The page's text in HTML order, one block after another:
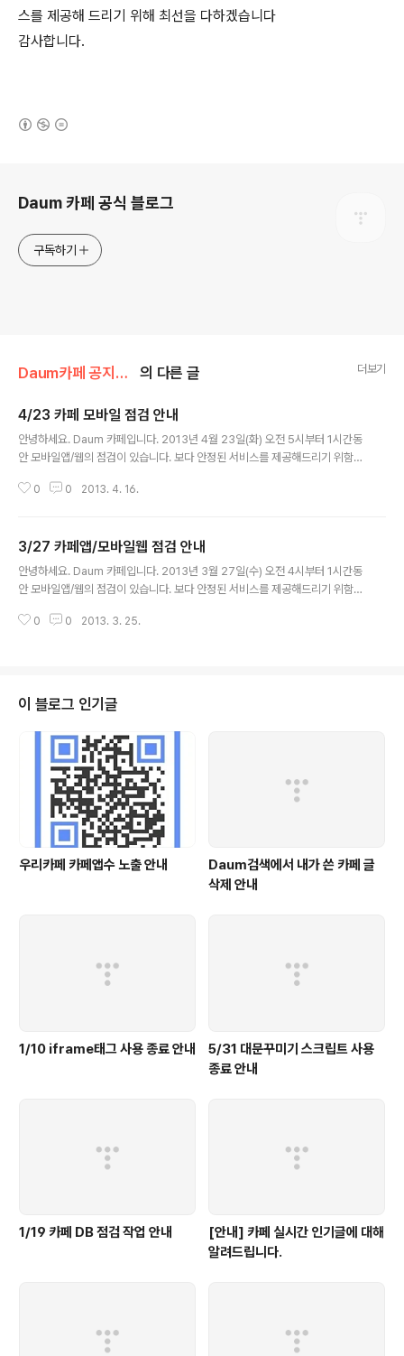
스를 제공해 드리기 위해 최선을 다하겠습니다
감사합니다.
Daum 카페 공식 블로그
구독하기
Daum카페 공지사항/서비스 점검 의 다른 글 더보기
4/23 카페 모바일 점검 안내
안녕하세요. Daum 카페입니다. 2013년 4월 23일(화) 오전 5시부터 1시간동
안 모바일앱/웹의 점검이 있습니다. 보다 안정된 서비스를 제공해드리기 위함이
을 다하겠습니다. &gt; 서비스 점검 안내 작업 영향 내용 - ..
0 0 2013. 4. 16.
3/27 카페앱/모바일웹 점검 안내
안녕하세요. Daum 카페입니다. 2013년 3월 27일(수) 오전 4시부터 1시간동
안 모바일앱/웹의 점검이 있습니다. 보다 안정된 서비스를 제공해드리기 위함이
을 다하겠습니다. &gt; 서비스 점검 안내 작업 영향 내용 - ..
0 0 2013. 3. 25.
이 블로그 인기글
우리카페 카페앱수 노출 안내
Daum검색에서 내가 쓴 카페 글
삭제 안내
1/10 iframe태그 사용 종료 안내
5/31 대문꾸미기 스크립트 사용
종료 안내
1/19 카페 DB 점검 작업 안내
[안내] 카페 실시간 인기글에 대해
알려드립니다.